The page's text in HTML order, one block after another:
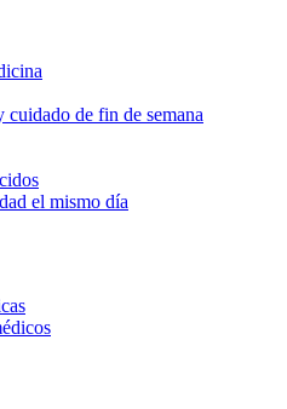
de fin de semana
el mismo día